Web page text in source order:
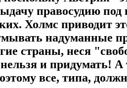
правосудию
Холмс приводит
надуманные
страны, неся
и придумать!
все, типа,